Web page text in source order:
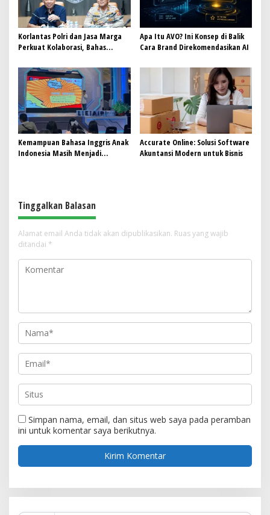
Korlantas Polri dan Jasa Marga
Perkuat Kolaborasi, Bahas
Penertiban ODOL
Apa Itu AVO? Ini Konsep di Balik
Cara Brand Direkomendasikan AI
Kemampuan Bahasa Inggris Anak
Indonesia Masih Menjadi
Accurate Online: Solusi Software
Akuntansi Modern untuk Bisnis
Tinggalkan Balasan
Alamat email Anda tidak akan dipublikasikan. Ruas yang wajib
ditandai *
Simpan nama, email, dan situs web saya pada peramban
ini untuk komentar saya berikutnya.